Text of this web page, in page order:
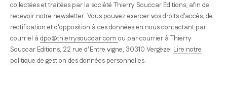
collectées et traitées par la société Thierry Souccar Editions, afin de
recevoir notre newsletter. Vous pouvez exercer vos droits d'accès, de
rectification et d'opposition à ces données en nous contactant par
courriel à dpo@thierrysouccar.com ou par courrier à Thierry
Souccar Editions, 22 rue d’Entre vigne, 30310 Vergèze. Lire notre
politique de gestion des données personnelles.